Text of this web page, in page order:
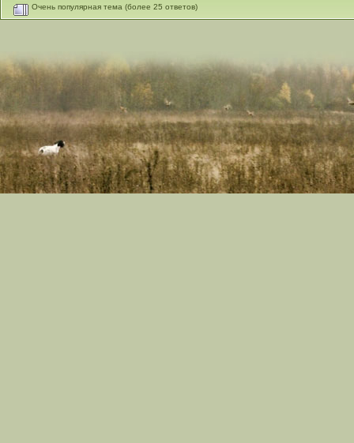
Очень популярная тема (более 25 ответов)